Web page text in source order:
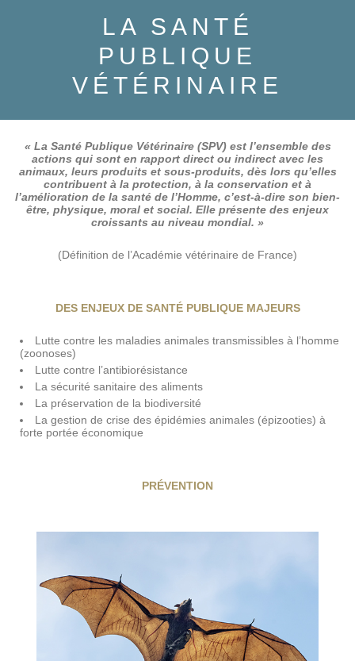
LA SANTÉ
PUBLIQUE
VÉTÉRINAIRE
« La Santé Publique Vétérinaire (SPV) est l’ensemble des
actions qui sont en rapport direct ou indirect avec les
animaux, leurs produits et sous-produits, dès lors qu’elles
contribuent à la protection, à la conservation et à
l’amélioration de la santé de l’Homme, c’est-à-dire son bien-
être, physique, moral et social. Elle présente des enjeux
croissants au niveau mondial. »
(Définition de l’Académie vétérinaire de France)
DES ENJEUX DE SANTÉ PUBLIQUE MAJEURS
Lutte contre les maladies animales transmissibles à l’homme
(zoonoses)
Lutte contre l’antibiorésistance
La sécurité sanitaire des aliments
La préservation de la biodiversité
La gestion de crise des épidémies animales (épizooties) à
forte portée économique
PRÉVENTION